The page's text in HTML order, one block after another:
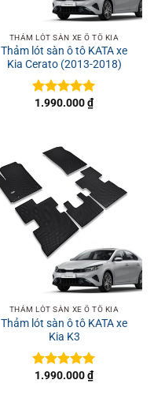
THẢM LÓT SÀN XE Ô TÔ KIA
Thảm lót sàn ô tô KATA xe
Kia Cerato (2013-2018)
Được xếp
1.990.000₫
THẢM LÓT SÀN XE Ô TÔ KIA
Thảm lót sàn ô tô KATA xe
Kia K3
Được xếp
1.990.000₫